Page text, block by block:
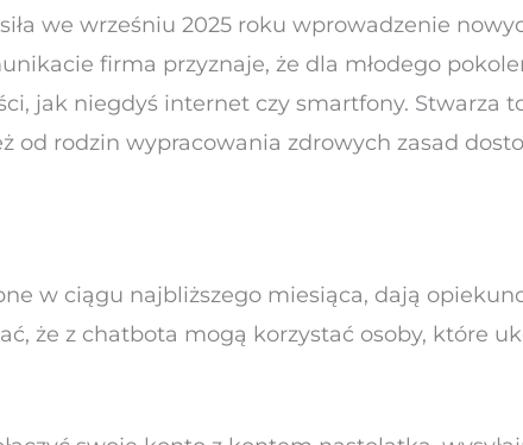
we wrześniu 2025 roku wprowadzenie
firma przyznaje, że dla młodego
jak niegdyś internet czy smartfony. Stwarza
od rodzin wypracowania zdrowych zasad
w ciągu najbliższego miesiąca, dają
że z chatbota mogą korzystać osoby, które